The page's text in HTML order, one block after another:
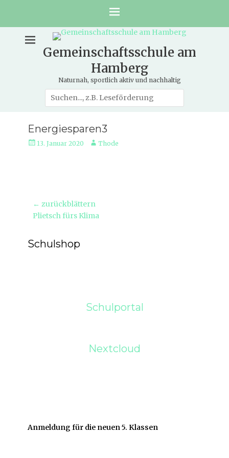
Gemeinschaftsschule am
Hamberg
Naturnah, sportlich aktiv und nachhaltig
Suche
nach:
Energiesparen3
Veröffentlicht
13. Januar 2020 AutorThode
Beitragsnavigation
← zurückblättern
Vorheriger
Plietsch fürs Klima
Schulshop
Schulportal
Nextcloud
Anmeldung für die neuen 5. Klassen